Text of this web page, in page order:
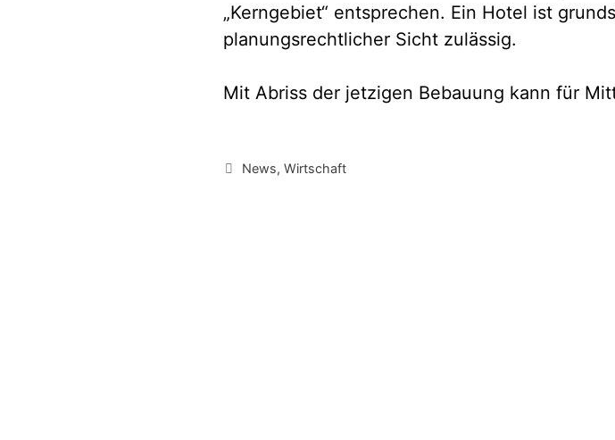
„Kerngebiet“ entsprechen. Ein Hotel ist
planungsrechtlicher Sicht zulässig.
Mit Abriss der jetzigen Bebauung kann für
Kategorien
News,Wirtschaft